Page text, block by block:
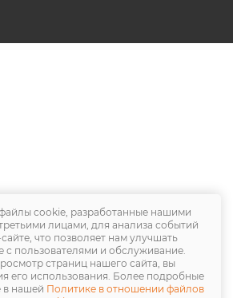
cookie, разработанные нашими
лицами, для анализа событий
что позволяет нам улучшать
с пользователями и обслуживание.
страниц нашего сайта, вы
его использования. Более подробные
в нашей Политике в отношении файлов